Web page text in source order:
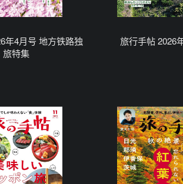
年4月号 地方铁路独
旅特集
旅行手帖 2026